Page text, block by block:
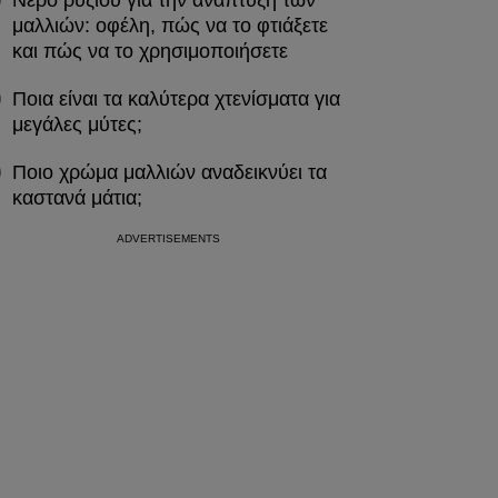
μαλλιών: οφέλη, πώς να το φτιάξετε
και πώς να το χρησιμοποιήσετε
Ποια είναι τα καλύτερα χτενίσματα για
μεγάλες μύτες;
Ποιο χρώμα μαλλιών αναδεικνύει τα
καστανά μάτια;